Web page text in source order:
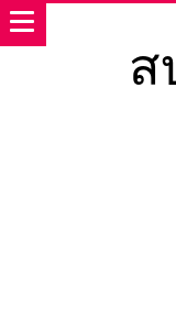
ส